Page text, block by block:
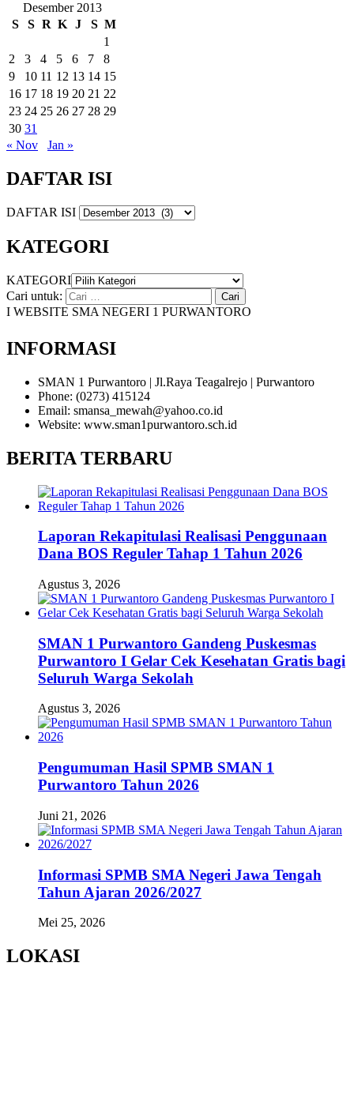
Desember 2013
S
S R K J S M
1
2
3 4 5 6 7
8
9
10 11 12 13 14 15
16 17 18 19 20 21 22
23 24 25 26 27 28 29
30 31
« Nov
Jan »
DAFTAR ISI
DAFTAR ISI
KATEGORI
KATEGORI
Cari untuk:
SMA NEGERI 1 PURWANTORO
INFORMASI
SMAN 1 Purwantoro | Jl.Raya Teagalrejo | Purwantoro
Phone: (0273) 415124
Email: smansa_mewah@yahoo.co.id
Website: www.sman1purwantoro.sch.id
BERITA TERBARU
Laporan Rekapitulasi Realisasi Penggunaan
Dana BOS Reguler Tahap 1 Tahun 2026
Agustus 3, 2026
SMAN 1 Purwantoro Gandeng Puskesmas
Purwantoro I Gelar Cek Kesehatan Gratis bagi
Seluruh Warga Sekolah
Agustus 3, 2026
Pengumuman Hasil SPMB SMAN 1
Purwantoro Tahun 2026
Juni 21, 2026
Informasi SPMB SMA Negeri Jawa Tengah
Tahun Ajaran 2026/2027
Mei 25, 2026
LOKASI